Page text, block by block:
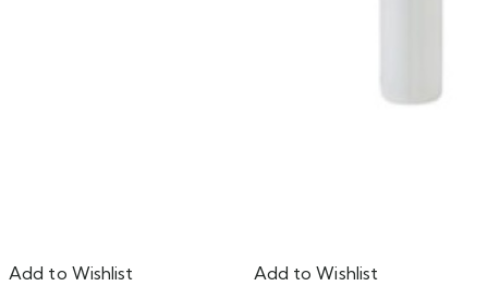
Add to Wishlist
Add to Wishlist